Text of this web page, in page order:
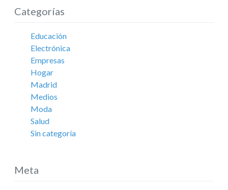
Categorías
Educación
Electrónica
Empresas
Hogar
Madrid
Medios
Moda
Salud
Sin categoría
Meta